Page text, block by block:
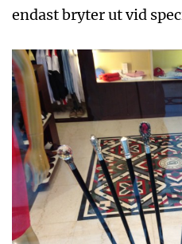
endast bryter ut vid